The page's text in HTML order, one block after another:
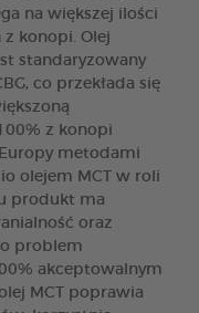
na większej ilości
konopi. Olej
standaryzowany
co przekłada się
z konopi
metodami
olejem MCT w roli
produkt ma
oraz
problem
akceptowalnym
MCT poprawia